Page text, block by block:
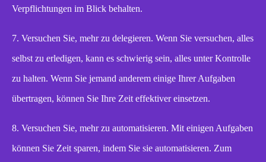
Verpflichtungen im Blick behalten.
7. Versuchen Sie, mehr zu delegieren. Wenn Sie versuchen, alles
selbst zu erledigen, kann es schwierig sein, alles unter Kontrolle
zu halten. Wenn Sie jemand anderem einige Ihrer Aufgaben
übertragen, können Sie Ihre Zeit effektiver einsetzen.
8. Versuchen Sie, mehr zu automatisieren. Mit einigen Aufgaben
können Sie Zeit sparen, indem Sie sie automatisieren. Zum